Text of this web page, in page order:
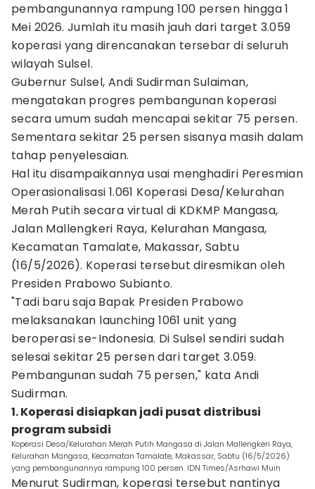
pembangunannya rampung 100 persen hingga 1
Mei 2026. Jumlah itu masih jauh dari target 3.059
koperasi yang direncanakan tersebar di seluruh
wilayah Sulsel.
Gubernur Sulsel, Andi Sudirman Sulaiman,
mengatakan progres pembangunan koperasi
secara umum sudah mencapai sekitar 75 persen.
Sementara sekitar 25 persen sisanya masih dalam
tahap penyelesaian.
Hal itu disampaikannya usai menghadiri Peresmian
Operasionalisasi 1.061 Koperasi Desa/Kelurahan
Merah Putih secara virtual di KDKMP Mangasa,
Jalan Mallengkeri Raya, Kelurahan Mangasa,
Kecamatan Tamalate, Makassar, Sabtu
(16/5/2026). Koperasi tersebut diresmikan oleh
Presiden Prabowo Subianto.
"Tadi baru saja Bapak Presiden Prabowo
melaksanakan launching 1061 unit yang
beroperasi se-Indonesia. Di Sulsel sendiri sudah
selesai sekitar 25 persen dari target 3.059.
Pembangunan sudah 75 persen," kata Andi
Sudirman.
1. Koperasi disiapkan jadi pusat distribusi
program subsidi
Koperasi Desa/Kelurahan Merah Putih Mangasa di Jalan Mallengkeri Raya,
Kelurahan Mangasa, Kecamatan Tamalate, Makassar, Sabtu (16/5/2026)
yang pembangunannya rampung 100 persen. IDN Times/Asrhawi Muin
Menurut Sudirman, koperasi tersebut nantinya